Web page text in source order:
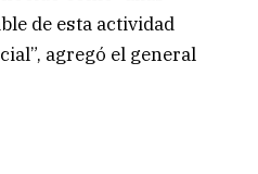
de esta actividad
agregó el general